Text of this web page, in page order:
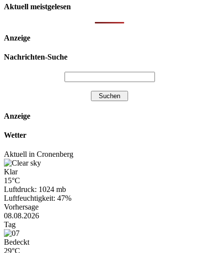
Aktuell meistgelesen
Anzeige
Nachrichten-Suche
Anzeige
Wetter
Aktuell in Cronenberg
Klar
15°C
Luftdruck: 1024 mb
Luftfeuchtigkeit: 47%
Vorhersage
08.08.2026
Tag
Bedeckt
29°C